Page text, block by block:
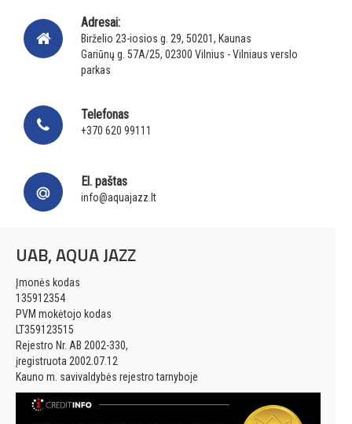
Adresai:
Birželio 23-iosios g. 29, 50201, Kaunas
Gariūnų g. 57A/25, 02300 Vilnius - Vilniaus verslo
parkas
Telefonas
+370 620 99111
El. paštas
info@aquajazz.lt
UAB, AQUA JAZZ
Įmonės kodas
135912354
PVM mokėtojo kodas
LT359123515
Rejestro Nr. AB 2002-330,
įregistruota 2002.07.12
Kauno m. savivaldybės rejestro tarnyboje